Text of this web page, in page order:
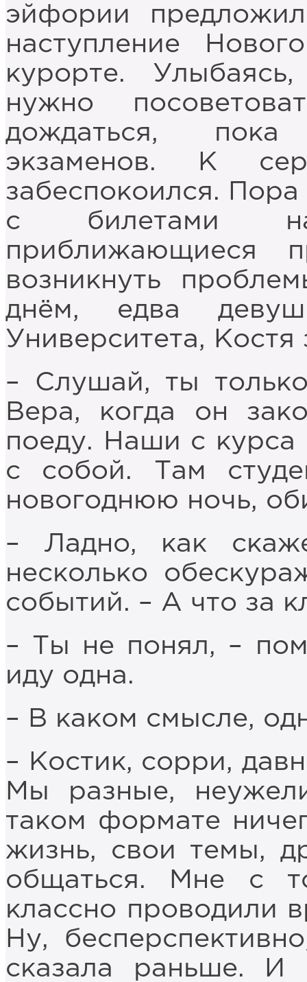
эйфории
наступление
курорте.
нужно
дождаться, пока
экзаменов. К
забеспокоился.
с билетами
приближающиеся
возникнуть
днём, едва
Университета, Костя
– Слушай, ты
Вера, когда он
поеду. Наши с курса
с собой. Там
новогоднюю ночь,
– Ладно, как
несколько
событий. – А что за
– Ты не понял, –
иду одна.
– В каком смысле,
– Костик, сорри,
Мы разные,
таком формате
жизнь, свои темы,
общаться. Мне с
классно проводили
Ну,
сказала раньше.